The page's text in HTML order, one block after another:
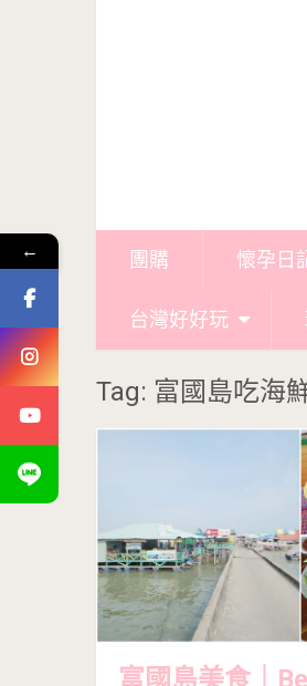
團購 懷孕日
台灣好好玩
Tag: 富國島吃海
富國島美食｜
←